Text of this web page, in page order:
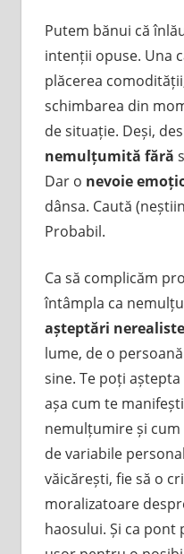
Putem bănui că
intenții opuse. Una
plăcerea
schimbarea din
de situație. Deși,
nemulțumită fără
Dar o nevoie
dânsa. Caută
Probabil.
Ca să complicăm
întâmpla ca
așteptări nerealiste
lume, de o
sine. Te poți
așa cum te
nemulțumire și cum
de variabile
văicărești, fie să o
moralizatoare
haosului. Și ca